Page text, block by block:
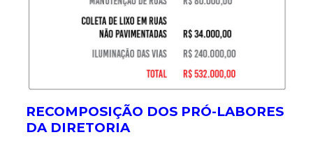
RECOMPOSIÇÃO DOS PRÓ-LABORES
DA DIRETORIA